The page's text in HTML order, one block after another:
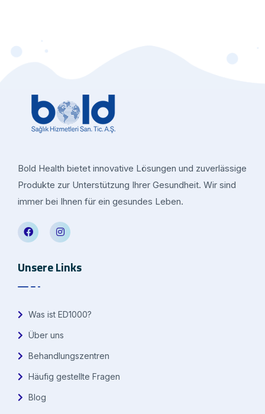
Bold Health bietet innovative Lösungen und zuverlässige
Produkte zur Unterstützung Ihrer Gesundheit. Wir sind
immer bei Ihnen für ein gesundes Leben.
Unsere Links
Was ist ED1000?
Über uns
Behandlungszentren
Häufig gestellte Fragen
Blog